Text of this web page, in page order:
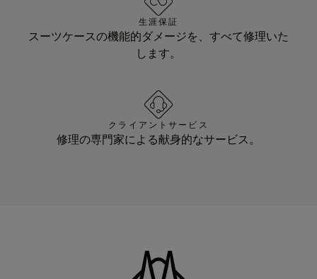
生涯保証
スーツケースの機能的ダメージを、すべて修理いた
します。
クライアントサービス
修理の専門家による献身的なサービス。